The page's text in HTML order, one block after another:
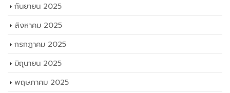
กันยายน 2025
สิงหาคม 2025
กรกฎาคม 2025
มิถุนายน 2025
พฤษภาคม 2025